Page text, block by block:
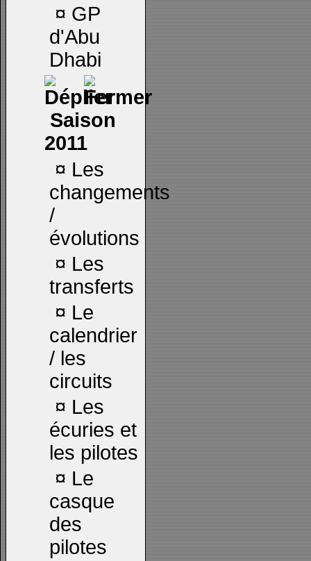
¤ GP
d'Abu
Dhabi
Saison
2011
¤ Les
changements
/
évolutions
¤ Les
transferts
¤ Le
calendrier
/ les
circuits
¤ Les
écuries et
les pilotes
¤ Le
casque
des
pilotes